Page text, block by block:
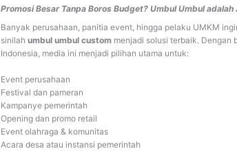
Promosi Besar Tanpa Boros Budget? Umbul Umbul adalah
Banyak perusahaan, panitia event, hingga pelaku UMKM
sinilah umbul umbul custom menjadi solusi terbaik. Dengan
Indonesia, media ini menjadi pilihan utama untuk:
Event perusahaan
Festival dan pameran
Kampanye pemerintah
Opening dan promo retail
Event olahraga & komunitas
Acara desa atau instansi pemerintah